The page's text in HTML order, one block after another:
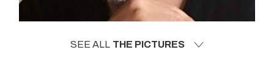
SEE ALL THE PICTURES